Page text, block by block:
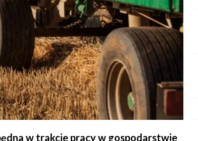
w trakcie pracy w gospodarstwie